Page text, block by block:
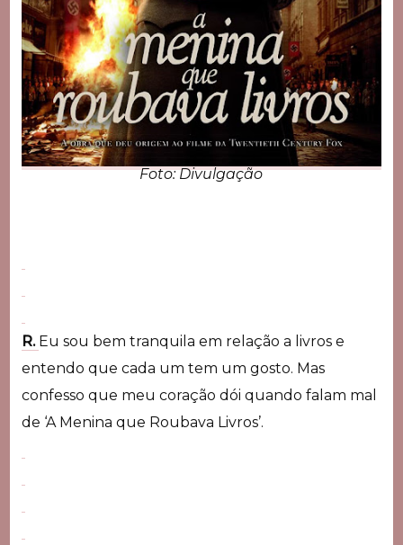
Foto: Divulgação
R. Eu sou bem tranquila em relação a livros e
entendo que cada um tem um gosto. Mas
confesso que meu coração dói quando falam mal
de ‘A Menina que Roubava Livros’.